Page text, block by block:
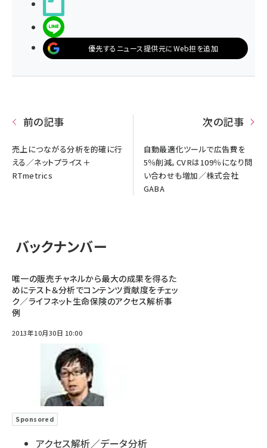
優先するニュース提供元にWeb担を追加
前の記事
売上につながる分析を的確に行
える／ネットプライス＋
RTmetrics
次の記事
自動最適化ツールで広告費を
5％削減。CVRは109％になり問
い合わせも増加／株式会社
GABA
バックナンバー
唯一の販売チャネルから最大の成果を得るた
めにテスト＆分析でコンテンツ貢献度をチェッ
ク／ライフネット生命保険のアクセス解析事
例
2013年10月30日 10:00
Sponsored
アクセス解析／データ分析